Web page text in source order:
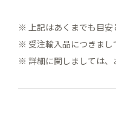
※ 上記はあくまでも目安
※ 受注輸入品につきまし
※ 詳細に関しましては、